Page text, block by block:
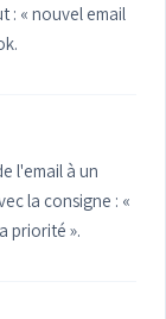
: « nouvel email
l'email à un
la consigne : «
priorité ».